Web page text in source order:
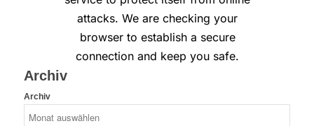
Archiv
Archiv